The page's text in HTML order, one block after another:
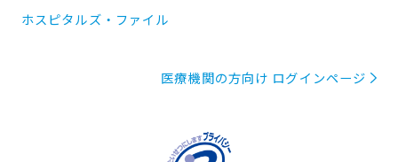
ホスピタルズ・ファイル
医療機関の方向け ログインページ